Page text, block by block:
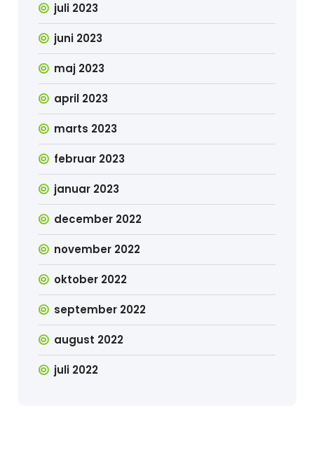
juli 2023
juni 2023
maj 2023
april 2023
marts 2023
februar 2023
januar 2023
december 2022
november 2022
oktober 2022
september 2022
august 2022
juli 2022